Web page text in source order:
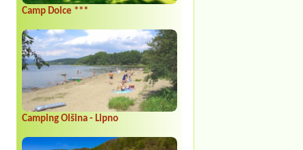
Camp Dolce ***
Camping Olšina - Lipno